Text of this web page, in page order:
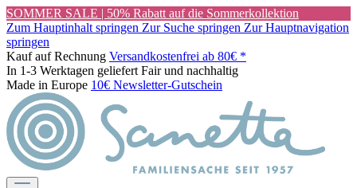
SOMMER SALE | 50% Rabatt auf die Sommerkollektion
Zum Hauptinhalt springen Zur Suche springen Zur Hauptnavigation
springen
Kauf auf Rechnung Versandkostenfrei ab 80€ *
In 1-3 Werktagen geliefert Fair und nachhaltig
Made in Europe 10€ Newsletter-Gutschein